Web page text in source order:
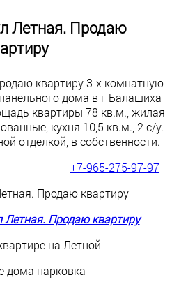
Летная. Продаю
квартиру 3-х комнатную
дома в г Балашиха
квартиры 78 кв.м., жилая
кухня 10,5 кв.м., 2 с/у.
отделкой, в собственности.
+7-965-275-97-97
Летная. Продаю квартиру